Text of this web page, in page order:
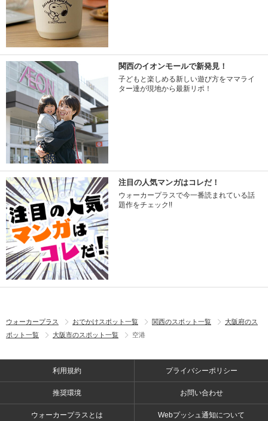
関西のイオンモールで新発見！
子どもと楽しめる新しい遊び方をママライ
ター達が現地から最新リポ！
注目の人気マンガはコレだ！
ウォーカープラスで今一番読まれている話
題作をチェック!!
ウォーカープラス おでかけスポット一覧 関西のスポット一覧
大阪府のス
ポット一覧
大阪市のスポット一覧 空港
利用規約 プライバシーポリシー
推奨環境 お問い合わせ
ウォーカープラスとは Webプッシュ通知について